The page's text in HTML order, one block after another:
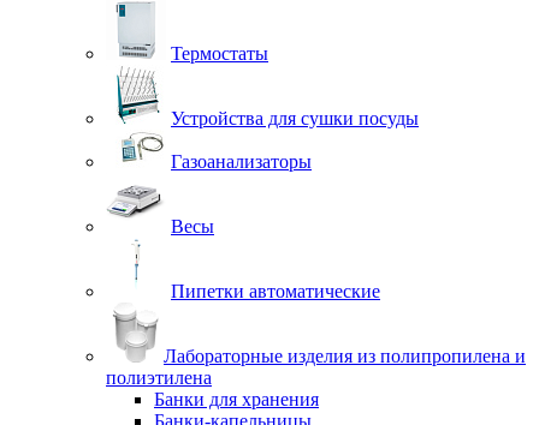
Термостаты
Устройства для сушки посуды
Газоанализаторы
Весы
Пипетки автоматические
Лабораторные изделия из полипропилена и
полиэтилена
Банки для хранения
Банки-капельницы